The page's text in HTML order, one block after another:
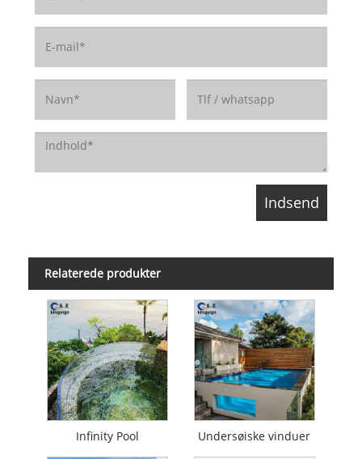
Relaterede produkter
Infinity Pool Undersøiske vinduer